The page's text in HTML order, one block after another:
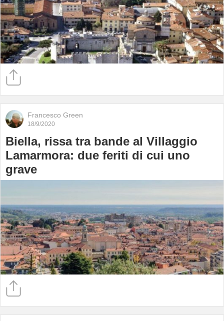
Francesco Green
18/9/2020
Biella, rissa tra bande al Villaggio
Lamarmora: due feriti di cui uno
grave